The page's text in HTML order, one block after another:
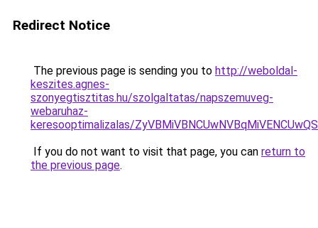
Redirect Notice
The previous page is sending you to http://weboldal-
keszites.agnes-
szonyegtisztitas.hu/szolgaltatas/napszemuveg-
webaruhaz-
keresooptimalizalas/
If you do not want to visit that page, you can return to
the previous page.